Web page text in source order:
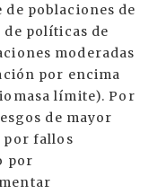
poblaciones de
de políticas de
moderadas
por encima
límite). Por
de mayor
por fallos
por